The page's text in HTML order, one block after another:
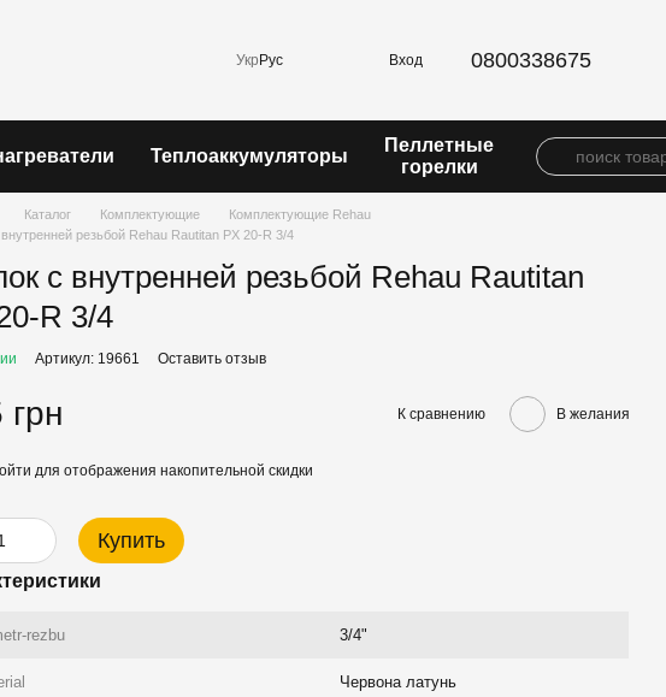
Укр Рус Вход 0800338675
Теплоаккумуляторы
Пеллетные
горелки
Каталог Комплектующие
Комплектующие Rehau
резьбой Rehau Rautitan PX 20-R 3/4
с внутренней резьбой Rehau Rautitan
R 3/4
Артикул: 19661 Оставить отзыв
грн К сравнению В желания
для отображения накопительной скидки
Купить
rezbu 3/4"
Червона латунь